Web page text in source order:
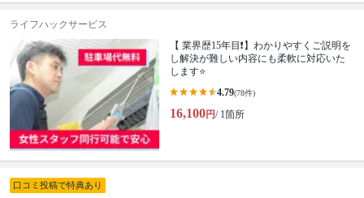
ライフハックサービス
【 業界歴15年目❗️】わかりやすくご説明を
し解決が難しい内容にも柔軟に対応いた
します⭐️
4.79(78件)
16,100円/ 1箇所
口コミ投稿で特典あり